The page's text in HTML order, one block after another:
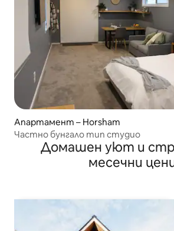
Апартамент – Horsham
Частно бунгало тип студио
Домашен уют и
месечни